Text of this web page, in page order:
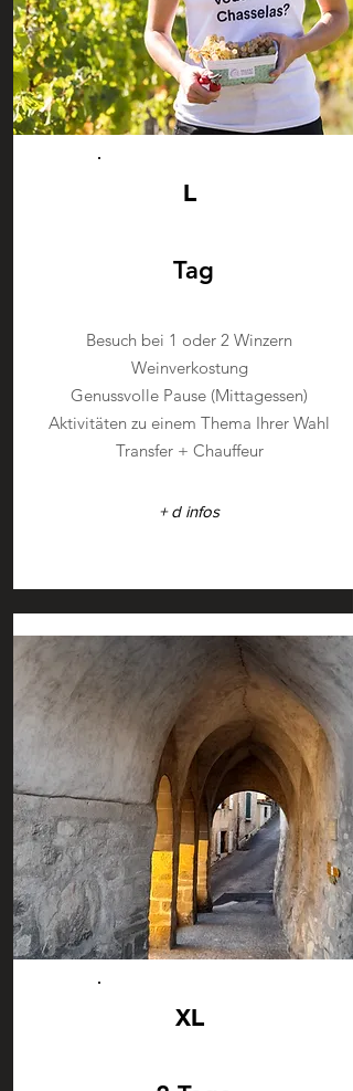
L
Besuch bei 1 oder 2 Winzern
Weinverkostung
Genussvolle Pause (Mittagessen)
Aktivitäten zu einem Thema Ihrer Wahl
Transfer + Chauffeur
Tag
+ d infos
XL